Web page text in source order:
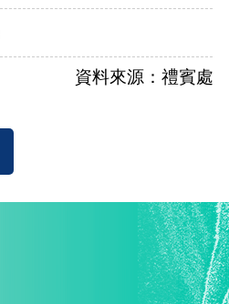
資料來源：禮賓處